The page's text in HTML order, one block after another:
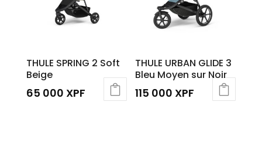
peuvent
sur
la
page
THULE SPRING 2 Soft
Beige
65 000 XPF
THULE URBAN GLIDE 3
Bleu Moyen sur Noir
115 000 XPF